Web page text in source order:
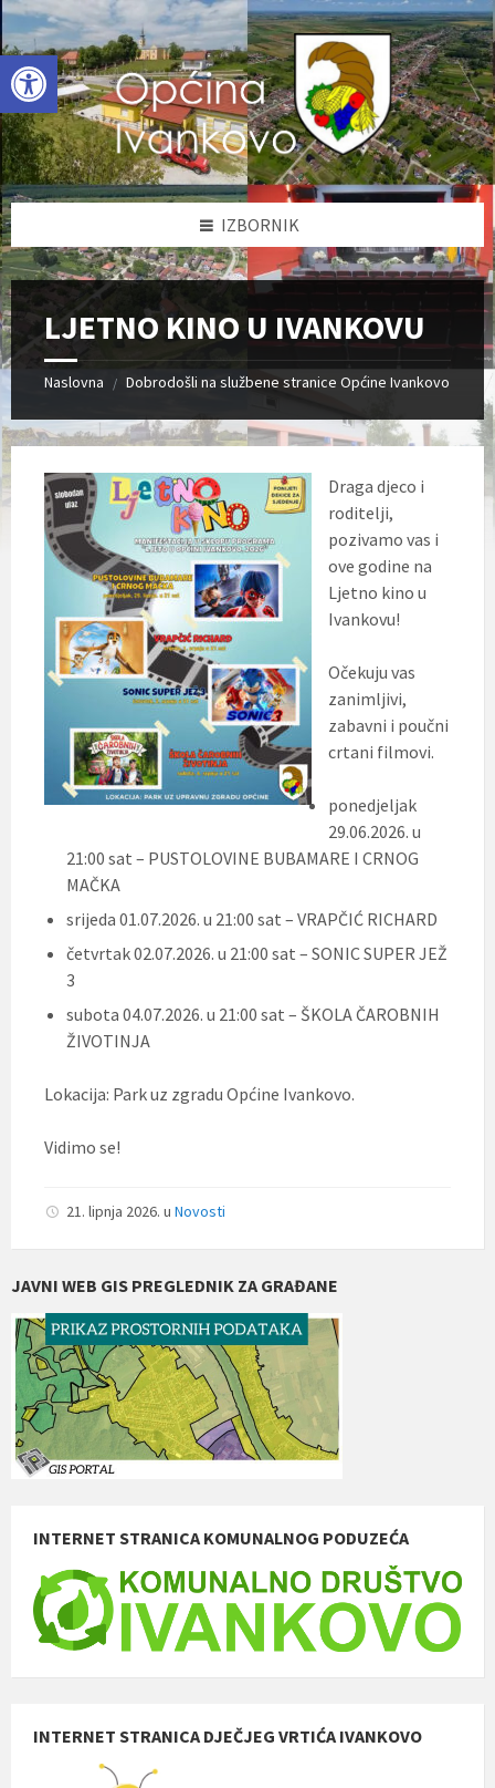
Open toolbar
Skip
to
content
Skip
to
left
sidebar
Skip
to
footer
IZBORNIK
LJETNO KINO U IVANKOVU
Naslovna / Dobrodošli na službene stranice Općine Ivankovo
Draga djeco i
roditelji,
pozivamo vas i
ove godine na
Ljetno kino u
Ivankovu!
Očekuju vas
zanimljivi,
zabavni i poučni
crtani filmovi.
ponedjeljak
29.06.2026. u
21:00 sat – PUSTOLOVINE BUBAMARE I CRNOG
MAČKA
srijeda 01.07.2026. u 21:00 sat – VRAPČIĆ RICHARD
četvrtak 02.07.2026. u 21:00 sat – SONIC SUPER JEŽ
3
subota 04.07.2026. u 21:00 sat – ŠKOLA ČAROBNIH
ŽIVOTINJA
Lokacija: Park uz zgradu Općine Ivankovo.
Vidimo se!
21. lipnja 2026. u Novosti
JAVNI WEB GIS PREGLEDNIK ZA GRAĐANE
INTERNET STRANICA KOMUNALNOG PODUZEĆA
INTERNET STRANICA DJEČJEG VRTIĆA IVANKOVO